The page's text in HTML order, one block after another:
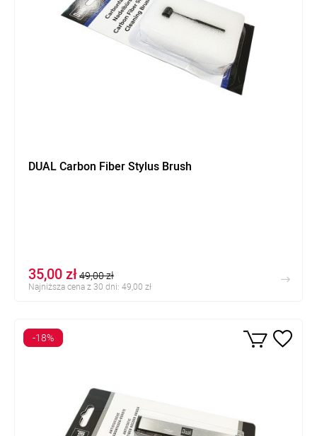
DUAL Carbon Fiber Stylus Brush
35,00 zł49,00 zł
Najniższa cena z 30 dni: 49,00 zł
-18%